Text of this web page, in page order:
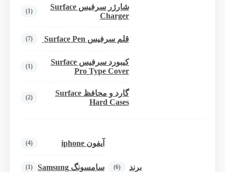
شارژر سرفیس Surface
Charger
(1)
قلم سرفیس Surface Pen (7)
کیبورد سرفیس Surface
Pro Type Cover
(1)
گارد و محافظ Surface
Hard Cases
(2)
برند (6)
آیفون iphone (4)
سامسونگ Samsung (1)